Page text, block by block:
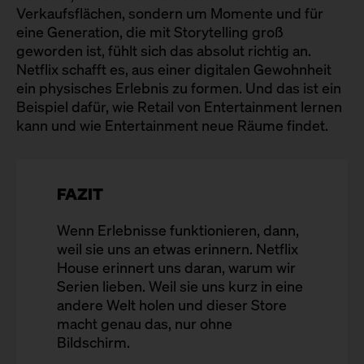
Verkaufsflächen, sondern um Momente und für
eine Generation, die mit Storytelling groß
geworden ist, fühlt sich das absolut richtig an.
Netflix schafft es, aus einer digitalen Gewohnheit
ein physisches Erlebnis zu formen. Und das ist ein
Beispiel dafür, wie Retail von Entertainment lernen
kann und wie Entertainment neue Räume findet.
FAZIT
Wenn Erlebnisse funktionieren, dann,
weil sie uns an etwas erinnern. Netflix
House erinnert uns daran, warum wir
Serien lieben. Weil sie uns kurz in eine
andere Welt holen und dieser Store
macht genau das, nur ohne
Bildschirm.